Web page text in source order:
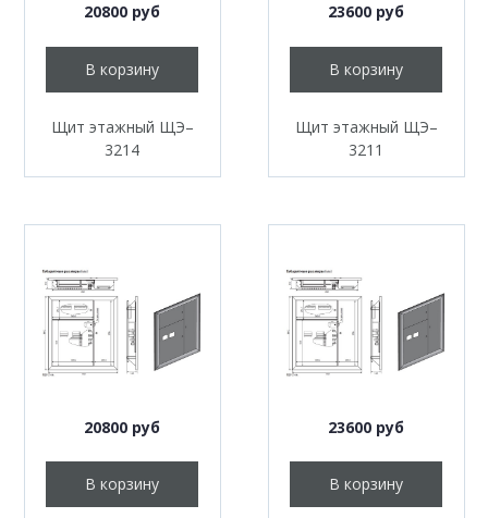
20800 руб
В корзину
Щит этажный ЩЭ–
3214
23600 руб
В корзину
Щит этажный ЩЭ–
3211
20800 руб
В корзину
23600 руб
В корзину